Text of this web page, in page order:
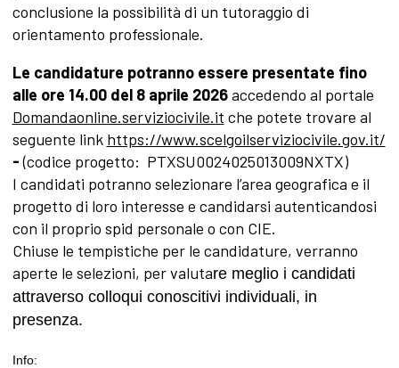
conclusione la possibilità di un tutoraggio di
orientamento professionale.
Le candidature potranno essere presentate fino
alle ore 14.00 del 8 aprile 2026accedendo al portale
Domandaonline.serviziocivile.it che potete trovare al
seguente link https://www.scelgoilserviziocivile.gov.it/
-(codice progetto: PTXSU0024025013009NXTX)
I candidati potranno selezionare l’area geografica e il
progetto di loro interesse e candidarsi autenticandosi
con il proprio spid personale o con CIE.
Chiuse le tempistiche per le candidature, verranno
aperte le selezioni, per valutare meglio i candidati
attraverso colloqui conoscitivi individuali, in
presenza.
Info: